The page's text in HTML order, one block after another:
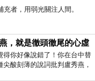
蕾,格蕾寢飾精品館
者，用弱光關注人間。
，就是徹頭徹尾的心虛
得你好像說錯了！你在台中替
酸刻薄的說詞批判盧秀燕，
其邁，甚至還說盧